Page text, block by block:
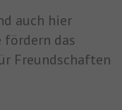
auch hier
fördern das
Freundschaften